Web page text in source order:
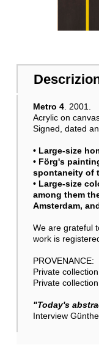
Metro 4. 2001.
Acrylic on
Signed, dated
• Large-size
• Förg's
spontaneity of
• Large-size
among them
Amsterdam,
We are grateful
work is
PROVENANCE:
Private
Private collection
"Today's
Interview